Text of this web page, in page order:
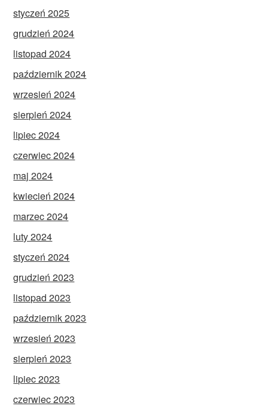
styczeń 2025
grudzień 2024
listopad 2024
październik 2024
wrzesień 2024
sierpień 2024
lipiec 2024
czerwiec 2024
maj 2024
kwiecień 2024
marzec 2024
luty 2024
styczeń 2024
grudzień 2023
listopad 2023
październik 2023
wrzesień 2023
sierpień 2023
lipiec 2023
czerwiec 2023